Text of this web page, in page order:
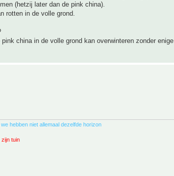
(hetzij later dan de pink china).
rotten in de volle grond.
china in de volle grond kan overwinteren zonder enige
hebben niet allemaal dezelfde horizon
tuin